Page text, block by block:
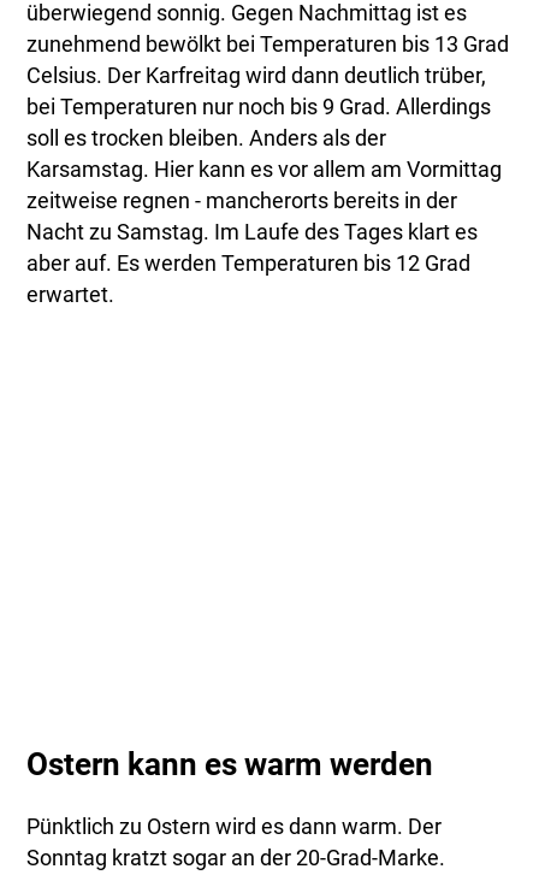
überwiegend sonnig. Gegen Nachmittag ist es
zunehmend bewölkt bei Temperaturen bis 13 Grad
Celsius. Der Karfreitag wird dann deutlich trüber,
bei Temperaturen nur noch bis 9 Grad. Allerdings
soll es trocken bleiben. Anders als der
Karsamstag. Hier kann es vor allem am Vormittag
zeitweise regnen - mancherorts bereits in der
Nacht zu Samstag. Im Laufe des Tages klart es
aber auf. Es werden Temperaturen bis 12 Grad
erwartet.
Ostern kann es warm werden
Pünktlich zu Ostern wird es dann warm. Der
Sonntag kratzt sogar an der 20-Grad-Marke.